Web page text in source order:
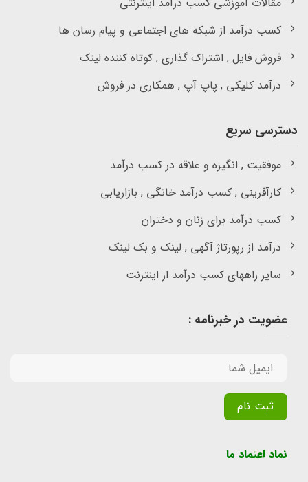
کسب درآمد از شبکه های اجتماعی و پیام رسان ها
فروش فایل , اشتراک گذاری , کوتاه کننده لینک
درآمد کلیکی , پاپ آپ , همکاری در فروش
دسترسی سریع
موفقیت , انگیزه و علاقه در کسب درآمد
کارآفرینی , کسب درآمد خانگی , بازاریابی
کسب درآمد برای زنان و دختران
درآمد از رپورتاژ آگهی , لینک و بک لینک
سایر راههای کسب درآمد از اینترنت
عضویت در خبرنامه :
نماد اعتماد ما